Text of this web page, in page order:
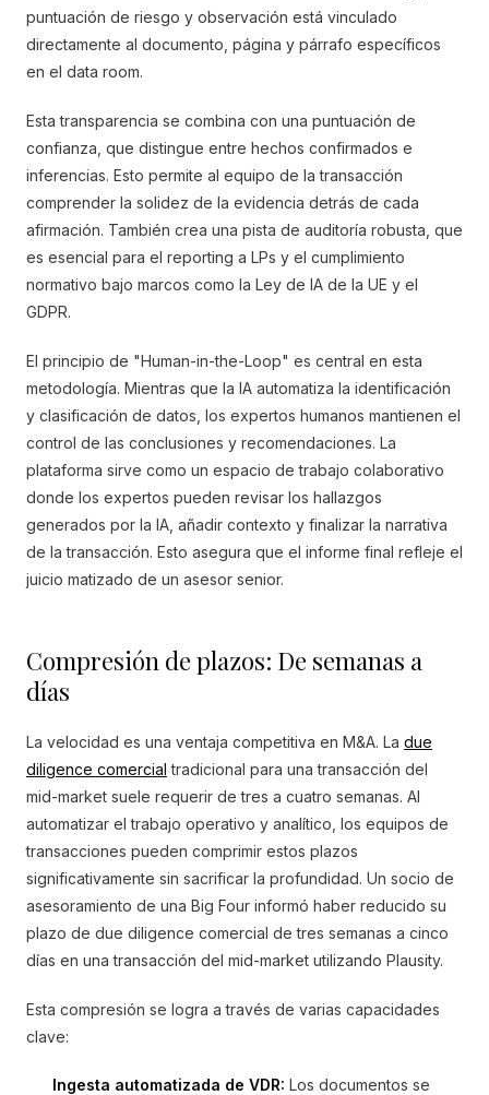
puntuación de riesgo y observación está vinculado
directamente al documento, página y párrafo específicos
en el data room.
Esta transparencia se combina con una puntuación de
confianza, que distingue entre hechos confirmados e
inferencias. Esto permite al equipo de la transacción
comprender la solidez de la evidencia detrás de cada
afirmación. También crea una pista de auditoría robusta, que
es esencial para el reporting a LPs y el cumplimiento
normativo bajo marcos como la Ley de IA de la UE y el
GDPR.
El principio de "Human-in-the-Loop" es central en esta
metodología. Mientras que la IA automatiza la identificación
y clasificación de datos, los expertos humanos mantienen el
control de las conclusiones y recomendaciones. La
plataforma sirve como un espacio de trabajo colaborativo
donde los expertos pueden revisar los hallazgos
generados por la IA, añadir contexto y finalizar la narrativa
de la transacción. Esto asegura que el informe final refleje el
juicio matizado de un asesor senior.
Compresión de plazos: De semanas a
días
La velocidad es una ventaja competitiva en M&A. La due
diligence comercial tradicional para una transacción del
mid-market suele requerir de tres a cuatro semanas. Al
automatizar el trabajo operativo y analítico, los equipos de
transacciones pueden comprimir estos plazos
significativamente sin sacrificar la profundidad. Un socio de
asesoramiento de una Big Four informó haber reducido su
plazo de due diligence comercial de tres semanas a cinco
días en una transacción del mid-market utilizando Plausity.
Esta compresión se logra a través de varias capacidades
clave:
Ingesta automatizada de VDR: Los documentos se